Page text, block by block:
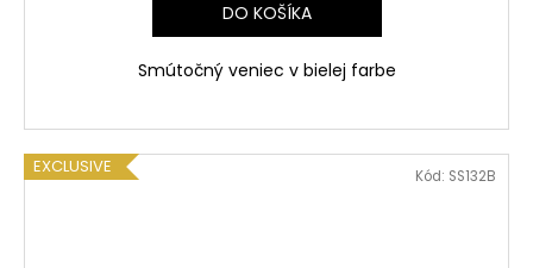
DO KOŠÍKA
Smútočný veniec v bielej farbe
EXCLUSIVE Kód: SS132B